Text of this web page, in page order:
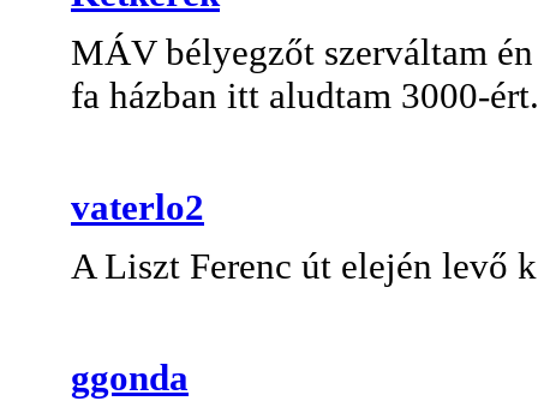
MÁV bélyegzőt szerváltam
fa házban itt aludtam 3000-ért.
vaterlo2
A Liszt Ferenc út elején levő
ggonda